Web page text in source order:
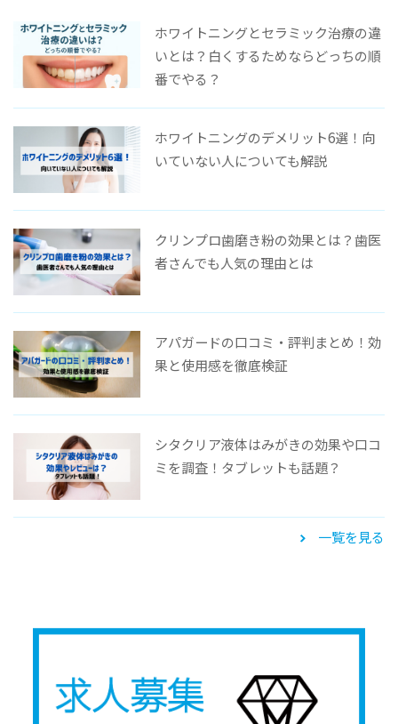
ホワイトニングとセラミック治療の違
いとは？白くするためならどっちの順
番でやる？
ホワイトニングのデメリット6選！向
いていない人についても解説
クリンプロ歯磨き粉の効果とは？歯医
者さんでも人気の理由とは
アパガードの口コミ・評判まとめ！効
果と使用感を徹底検証
シタクリア液体はみがきの効果や口コ
ミを調査！タブレットも話題？
一覧を見る